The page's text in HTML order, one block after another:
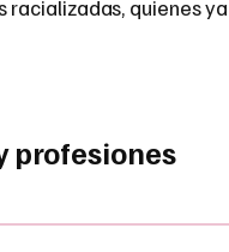
quienes ya
profesiones